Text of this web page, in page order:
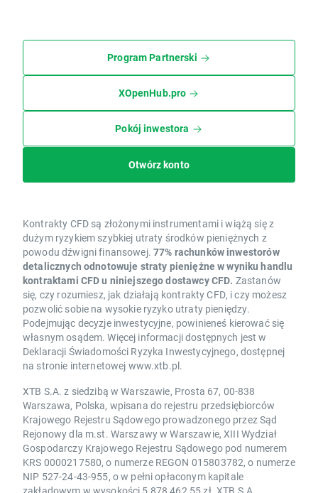
Program Partnerski
XOpenHub.pro
Pokój inwestora
Otwórz konto
Kontrakty CFD są złożonymi instrumentami i wiążą się z
dużym ryzykiem szybkiej utraty środków pieniężnych z
powodu dźwigni finansowej. 77% rachunków inwestorów
detalicznych odnotowuje straty pieniężne w wyniku handlu
kontraktami CFD u niniejszego dostawcy CFD. Zastanów
się, czy rozumiesz, jak działają kontrakty CFD, i czy możesz
pozwolić sobie na wysokie ryzyko utraty pieniędzy.
Podejmując decyzje inwestycyjne, powinieneś kierować się
własnym osądem. Więcej informacji dostępnych jest w
Deklaracji Świadomości Ryzyka Inwestycyjnego, dostępnej
na stronie internetowej www.xtb.pl.
XTB S.A. z siedzibą w Warszawie, Prosta 67, 00-838
Warszawa, Polska, wpisana do rejestru przedsiębiorców
Krajowego Rejestru Sądowego prowadzonego przez Sąd
Rejonowy dla m.st. Warszawy w Warszawie, XIII Wydział
Gospodarczy Krajowego Rejestru Sądowego pod numerem
KRS 0000217580, o numerze REGON 015803782, o numerze
NIP 527-24-43-955, o w pełni opłaconym kapitale